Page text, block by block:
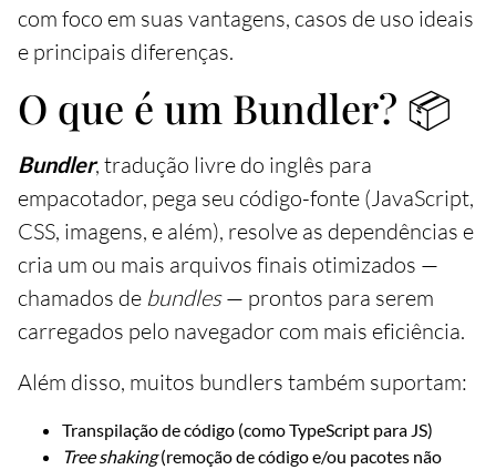
com foco em suas vantagens, casos de uso ideais
e principais diferenças.
O que é um Bundler? 📦
Bundler, tradução livre do inglês para
empacotador, pega seu código-fonte (JavaScript,
CSS, imagens, e além), resolve as dependências e
cria um ou mais arquivos finais otimizados —
chamados de bundles— prontos para serem
carregados pelo navegador com mais eficiência.
Além disso, muitos bundlers também suportam:
Transpilação de código (como TypeScript para JS)
Tree shaking(remoção de código e/ou pacotes não